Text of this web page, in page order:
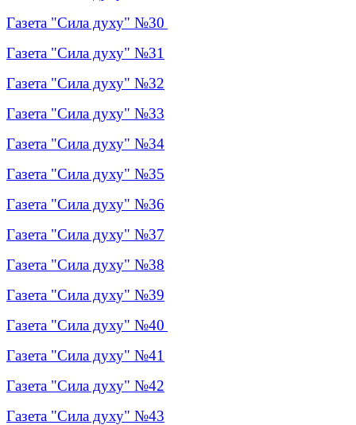
Газета "Сила духу" №30
Газета "Сила духу" №31
Газета "Сила духу" №32
Газета "Сила духу" №33
Газета "Сила духу" №34
Газета "Сила духу" №35
Газета "Сила духу" №36
Газета "Сила духу" №37
Газета "Сила духу" №38
Газета "Сила духу" №39
Газета "Сила духу" №40
Газета "Сила духу" №41
Газета "Сила духу" №42
Газета "Сила духу" №43